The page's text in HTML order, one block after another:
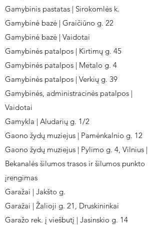
Gamybinis pastatas | Sirokomlės k.
Gamybinė bazė | Graičiūno g. 22
Gamybinė bazė | Vaidotai
Gamybinės patalpos | Kirtimų g. 45
Gamybinės patalpos | Metalo g. 4
Gamybinės patalpos | Verkių g. 39
Gamybinės, administracinės patalpos |
Vaidotai
Gamykla | Aludarių g. 1/2
Gaono žydų muziejus | Pamėnkalnio g. 12
Gaono žydų muziejus | Pylimo g. 4, Vilnius |
Bekanalės šilumos trasos ir šilumos punkto
įrengimas
Garažai | Jakšto g.
Garažai | Žalioji g. 21, Druskininkai
Garažo rek. į viešbutį | Jasinskio g. 14